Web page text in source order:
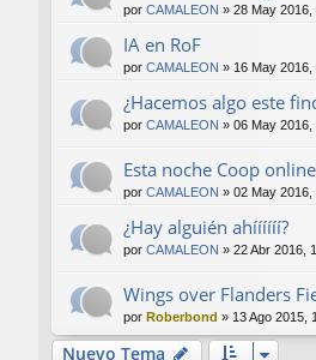
por CAMALEON » 28 May 2016,
IA en RoF
por CAMALEON » 16 May 2016,
¿Hacemos algo este
por CAMALEON » 06 May 2016,
Esta noche Coop
por CAMALEON » 02 May 2016,
¿Hay alguién ahíííííí?
por CAMALEON » 22 Abr 2016,
Wings over Flanders
por Roberbond » 13 Ago 2015,
Nuevo Tema